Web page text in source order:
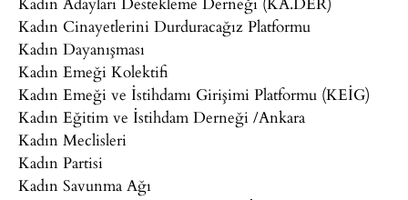
Kadın Cinayetlerini Durduracağız Platformu
Kadın Dayanışması
Kadın Emeği Kolektifi
Kadın Emeği ve İstihdamı Girişimi Platformu (KEİG)
Kadın Eğitim ve İstihdam Derneği /Ankara
Kadın Meclisleri
Kadın Partisi
Kadın Savunma Ağı